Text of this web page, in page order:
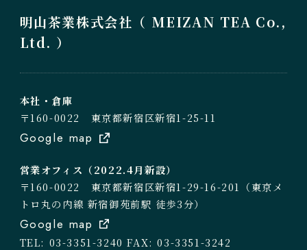
明山茶業株式会社（ MEIZAN TEA Co.,
Ltd. ）
本社・倉庫
〒160-0022 東京都新宿区新宿1-25-11
Google map
営業オフィス（2022.4月新設）
〒160-0022 東京都新宿区新宿1-29-16-201（東京メ
トロ丸の内線 新宿御苑前駅 徒歩3分）
Google map
TEL: 03-3351-3240 FAX: 03-3351-3242